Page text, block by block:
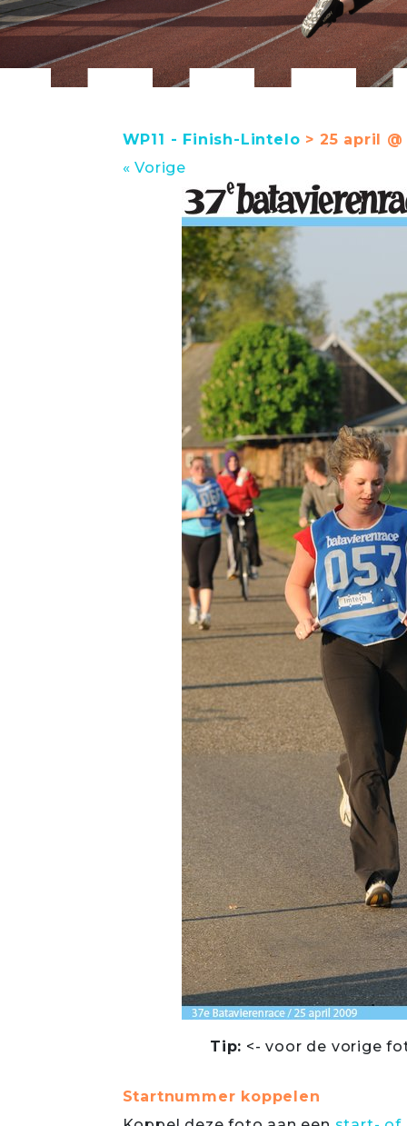
WP11 - Finish-Lintelo > 25 april @
« Vorige
Tip: <- voor de vorige
Startnummer koppelen